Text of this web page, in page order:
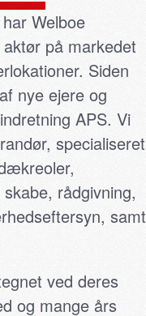
Welboe
på markedet
Siden
nye ejere og
APS. Vi
specialiseret
rådgivning,
samt
ved deres
og mange års